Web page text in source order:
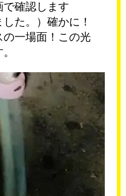
で確認します
た。）確かに！
の一場面！この光